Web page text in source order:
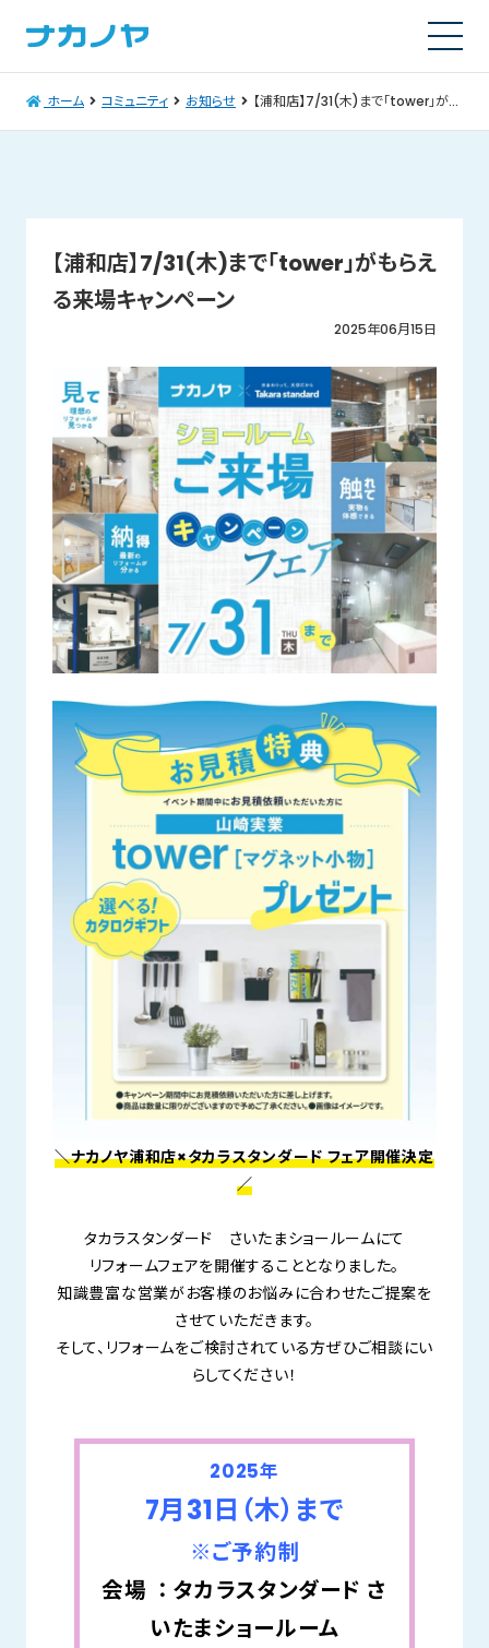
ホーム コミュニティ お知らせ 【浦和店】7/31(木)まで「tower」がもらえる来場キャンペーン
【浦和店】7/31(木)まで「tower」がもらえ
る来場キャンペーン
2025年06月15日
＼ナカノヤ浦和店×タカラスタンダード フェア開催決定
／
タカラスタンダード さいたまショールームにて
リフォームフェアを開催することとなりました。
知識豊富な営業がお客様のお悩みに合わせたご提案を
させていただきます。
そして、リフォームをご検討されている方ぜひご相談にい
らしてください！
2025年
7月31日（木）まで
※ご予約制
会場 ： タカラスタンダード さ
いたまショールーム